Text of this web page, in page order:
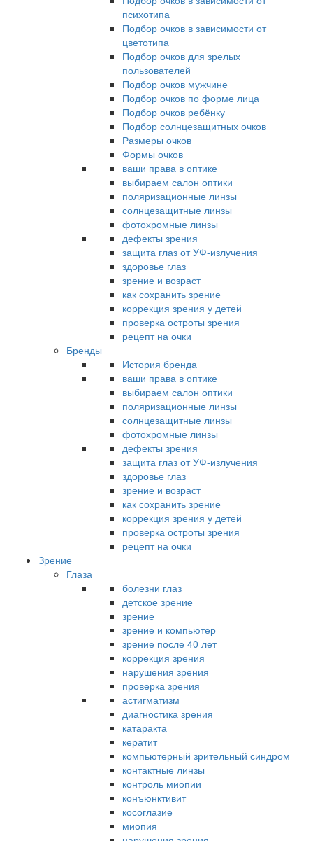
психотипа
Подбор очков в зависимости от
цветотипа
Подбор очков для зрелых
пользователей
Подбор очков мужчине
Подбор очков по форме лица
Подбор очков ребёнку
Подбор солнцезащитных очков
Размеры очков
Формы очков
ваши права в оптике
выбираем салон оптики
поляризационные линзы
солнцезащитные линзы
фотохромные линзы
дефекты зрения
защита глаз от УФ-излучения
здоровье глаз
зрение и возраст
как сохранить зрение
коррекция зрения у детей
проверка остроты зрения
рецепт на очки
Бренды
История бренда
ваши права в оптике
выбираем салон оптики
поляризационные линзы
солнцезащитные линзы
фотохромные линзы
дефекты зрения
защита глаз от УФ-излучения
здоровье глаз
зрение и возраст
как сохранить зрение
коррекция зрения у детей
проверка остроты зрения
рецепт на очки
Зрение
Глаза
болезни глаз
детское зрение
зрение
зрение и компьютер
зрение после 40 лет
коррекция зрения
нарушения зрения
проверка зрения
астигматизм
диагностика зрения
катаракта
кератит
компьютерный зрительный синдром
контактные линзы
контроль миопии
конъюнктивит
косоглазие
миопия